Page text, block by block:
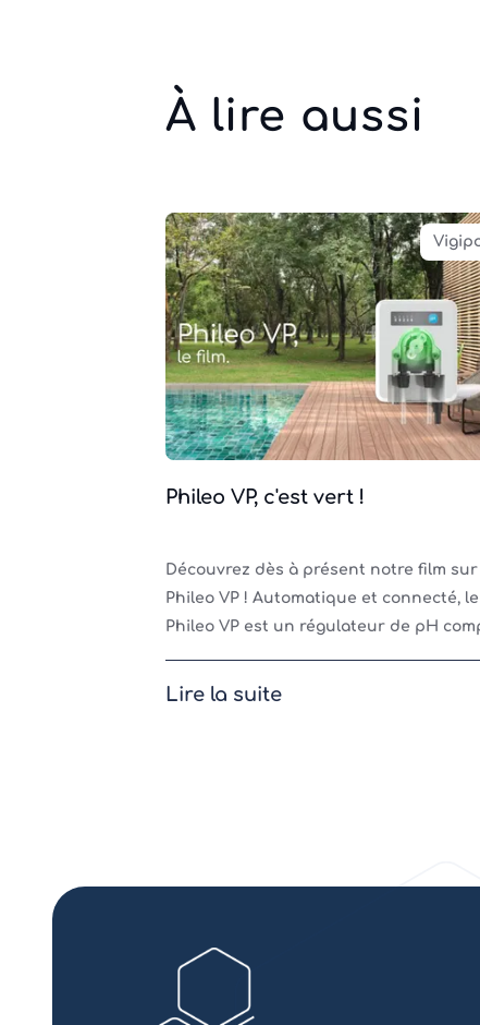
À lire aussi
Phileo VP, c'est vert !
Découvrez dès à présent notre film sur
Phileo VP ! Automatique et connecté, le
Phileo VP est un régulateur de pH
la saison !Installation u
Lire la suite